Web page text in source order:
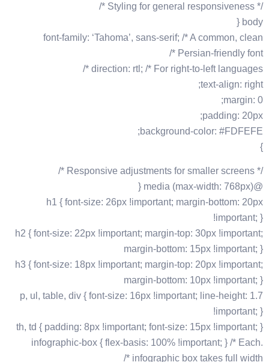
/* Styling for general responsiveness */
body {
font-family: ‘Tahoma’, sans-serif; /* A common, clean
Persian-friendly font */
direction: rtl; /* For right-to-left languages */
text-align: right;
margin: 0;
padding: 20px;
background-color: #FDFEFE;
}
/* Responsive adjustments for smaller screens */
@media (max-width: 768px) {
h1 { font-size: 26px !important; margin-bottom: 20px
!important; }
h2 { font-size: 22px !important; margin-top: 30px !important;
margin-bottom: 15px !important; }
h3 { font-size: 18px !important; margin-top: 20px !important;
margin-bottom: 10px !important; }
p, ul, table, div { font-size: 16px !important; line-height: 1.7
!important; }
th, td { padding: 8px !important; font-size: 15px !important; }
.infographic-box { flex-basis: 100% !important; } /* Each
infographic box takes full width */